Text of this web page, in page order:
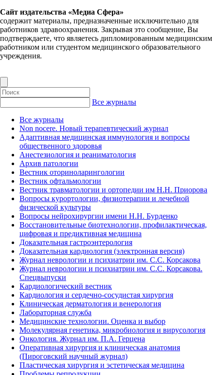
Сайт издательства «Медиа Сфера»
содержит материалы, предназначенные исключительно для
работников здравоохранения. Закрывая это сообщение, Вы
подтверждаете, что являетесь дипломированным медицинским
работником или студентом медицинского образовательного
учреждения.
Все журналы
Все журналы
Non nocere. Новый терапевтический журнал
Адаптивная медицинская иммунология и вопросы
общественного здоровья
Анестезиология и реаниматология
Архив патологии
Вестник оториноларингологии
Вестник офтальмологии
Вестник травматологии и ортопедии им Н.Н. Приорова
Вопросы курортологии, физиотерапии и лечебной
физической культуры
Вопросы нейрохирургии имени Н.Н. Бурденко
Восстановительные биотехнологии, профилактическая,
цифровая и предиктивная медицина
Доказательная гастроэнтерология
Доказательная кардиология (электронная версия)
Журнал неврологии и психиатрии им. С.С. Корсакова
Журнал неврологии и психиатрии им. С.С. Корсакова.
Спецвыпуски
Кардиологический вестник
Кардиология и сердечно-сосудистая хирургия
Клиническая дерматология и венерология
Лабораторная служба
Медицинские технологии. Оценка и выбор
Молекулярная генетика, микробиология и вирусология
Онкология. Журнал им. П.А. Герцена
Оперативная хирургия и клиническая анатомия
(Пироговский научный журнал)
Пластическая хирургия и эстетическая медицина